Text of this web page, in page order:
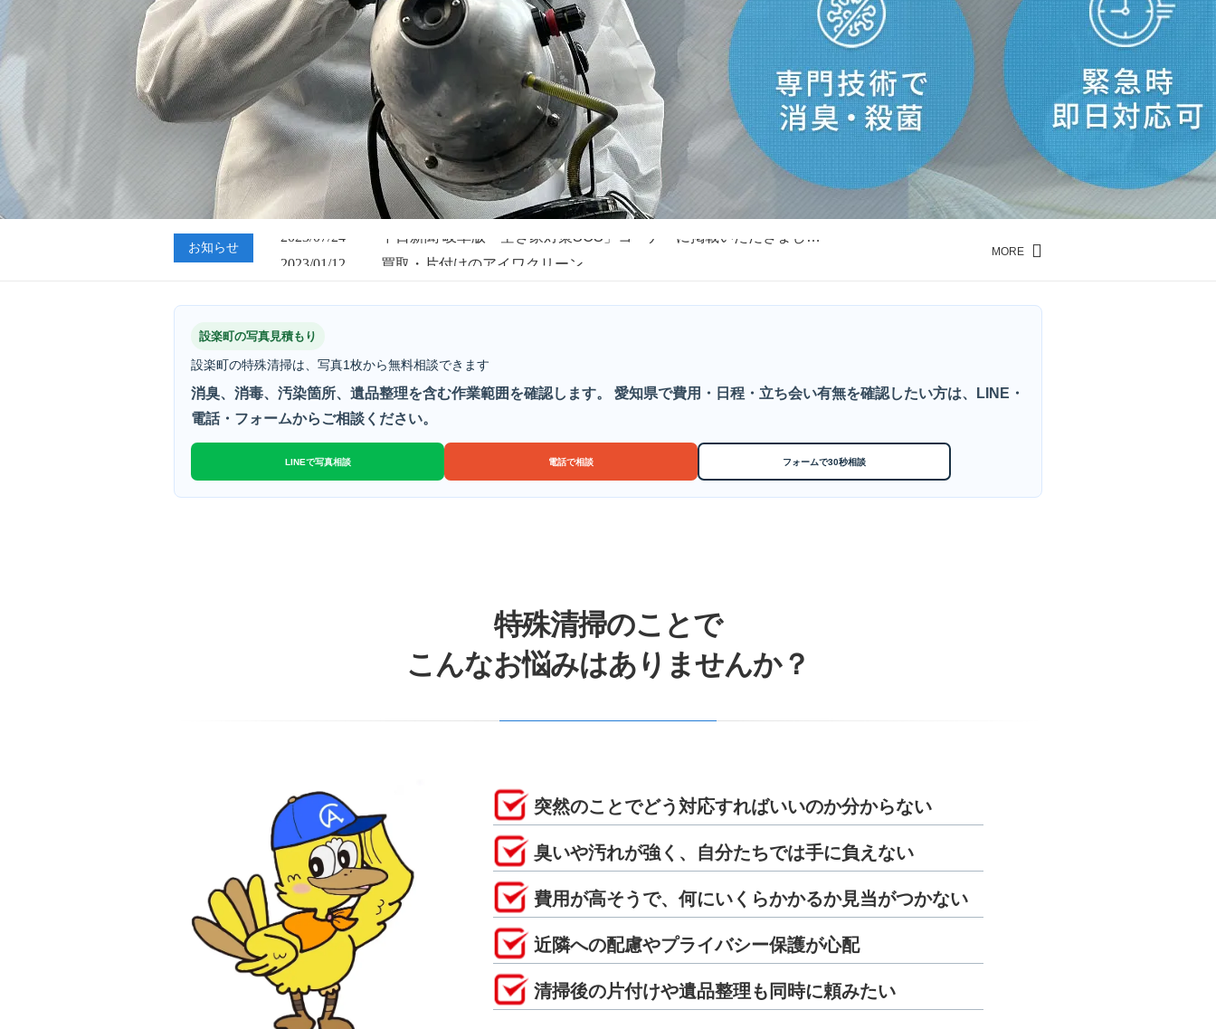
お知らせ
2023/01/12
買取・片付けのアイワクリーン
2023/07/24
中日新聞 岐阜版「空き家対策SOS」コーナーに掲載いただきまし…
MORE
設楽町の写真見積もり
設楽町の特殊清掃は、写真1枚から無料相談できます
消臭、消毒、汚染箇所、遺品整理を含む作業範囲を確認します。 愛知県で費用・日程・立ち会い有無を確認したい方は、LINE・
電話・フォームからご相談ください。
LINEで写真相談 電話で相談 フォームで30秒相談
特殊清掃のことで
こんなお悩みはありませんか？
突然のことでどう対応すればいいのか分からない
臭いや汚れが強く、自分たちでは手に負えない
費用が高そうで、何にいくらかかるか見当がつかない
近隣への配慮やプライバシー保護が心配
清掃後の片付けや遺品整理も同時に頼みたい